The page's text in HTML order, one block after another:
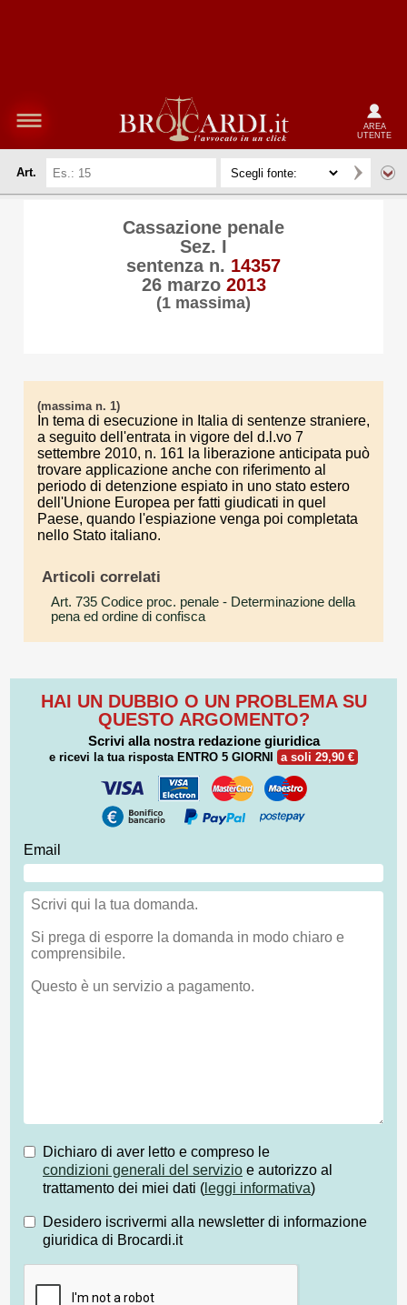
AREA
UTENTE
Art.
Cassazione penale
Sez. I
sentenza n. 14357
26 marzo 2013
(1 massima)
(massima n. 1)
In tema di esecuzione in Italia di sentenze straniere,
a seguito dell'entrata in vigore del d.l.vo 7
settembre 2010, n. 161 la liberazione anticipata può
trovare applicazione anche con riferimento al
periodo di detenzione espiato in uno stato estero
dell'Unione Europea per fatti giudicati in quel
Paese, quando l'espiazione venga poi completata
nello Stato italiano.
Articoli correlati
Art. 735 Codice proc. penale - Determinazione della
pena ed ordine di confisca
HAI UN DUBBIO O UN PROBLEMA SU
QUESTO ARGOMENTO?
Scrivi alla nostra redazione giuridica
e ricevi la tua risposta ENTRO 5 GIORNI a soli 29,90 €
Email
Dichiaro di aver letto e compreso le
condizioni generali del servizio e autorizzo al
trattamento dei miei dati ( leggi informativa)
Desidero iscrivermi alla newsletter di informazione
giuridica di Brocardi.it